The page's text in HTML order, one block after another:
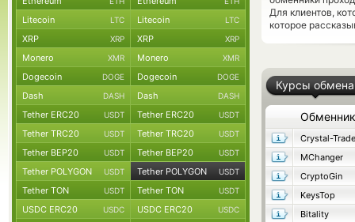
Для клиентов,
которое
Курсы обмена
Обменник
Crystal-Trade
MChanger
CryptoGin
KeysTop
Bitality
Litecoin LTC Litecoin LTC
XRP XRP XRP XRP
Monero XMR Monero XMR
Dogecoin DOGE Dogecoin DOGE
Dash DASH Dash DASH
Tether ERC20 USDT Tether ERC20 USDT
Tether TRC20 USDT Tether TRC20 USDT
Tether BEP20 USDT Tether BEP20 USDT
Tether POLYGON USDT Tether POLYGON USDT
Tether TON USDT Tether TON USDT
USDC ERC20 USDC USDC ERC20 USDC